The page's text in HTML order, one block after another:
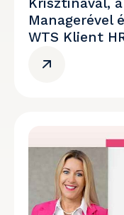
Krisztinával,
Managerével
WTS Klient